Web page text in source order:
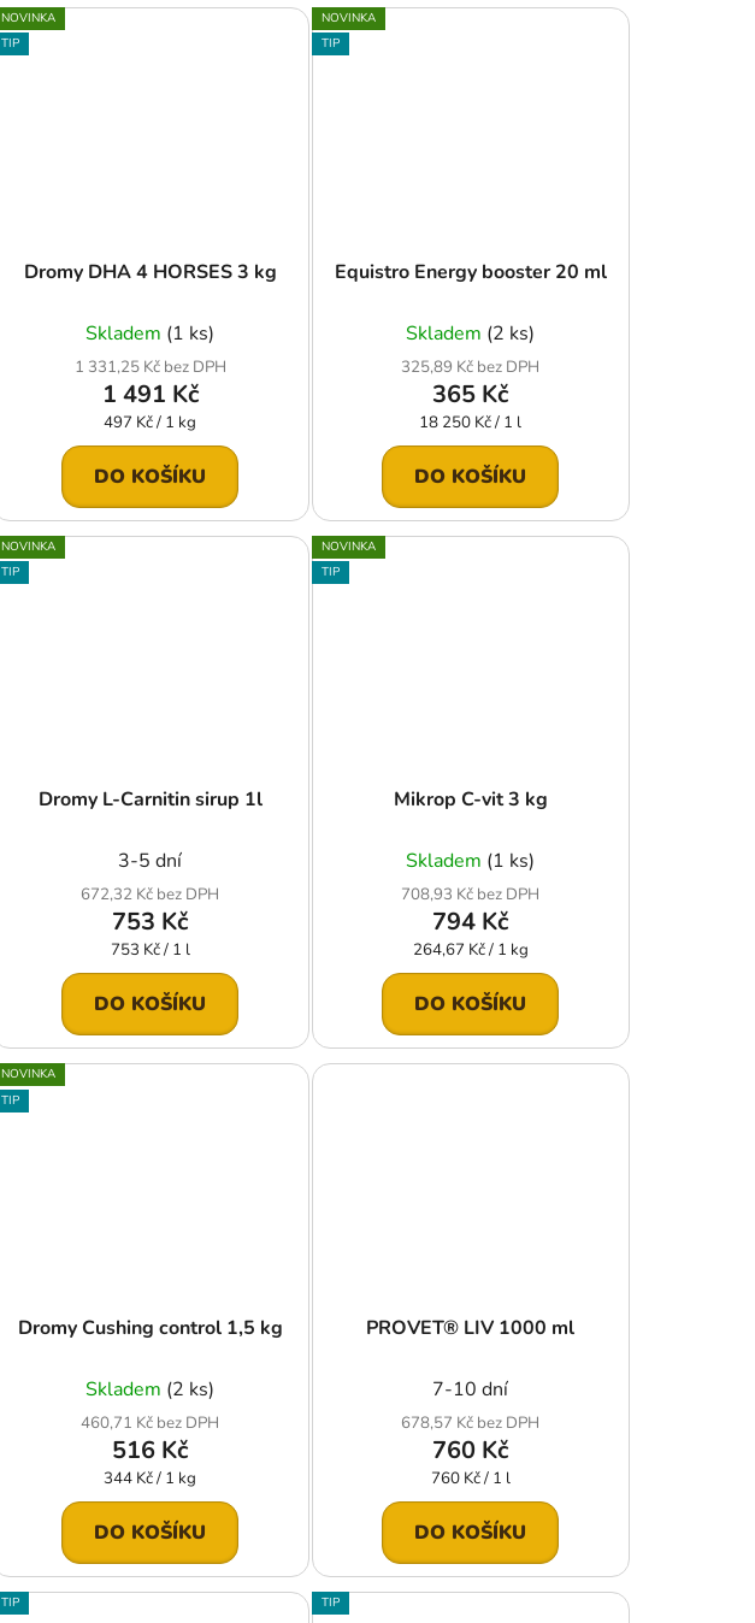
NOVINKA
TIP
Dromy DHA 4 HORSES 3 kg
Skladem (1 ks)
1 331,25 Kč bez DPH
1 491 Kč
Měrná
cena:
497 Kč / 1 kg
DO KOŠÍKU
NOVINKA
TIP
Equistro Energy booster 20 ml
Skladem (2 ks)
325,89 Kč bez DPH
365 Kč
Měrná
cena:
18 250 Kč / 1 l
DO KOŠÍKU
NOVINKA
TIP
Dromy L-Carnitin sirup 1l
3-5 dní
672,32 Kč bez DPH
753 Kč
Měrná
cena:
753 Kč / 1 l
DO KOŠÍKU
NOVINKA
TIP
Mikrop C-vit 3 kg
Skladem (1 ks)
708,93 Kč bez DPH
794 Kč
Měrná
cena:
264,67 Kč / 1 kg
DO KOŠÍKU
NOVINKA
TIP
Dromy Cushing control 1,5 kg
Skladem (2 ks)
460,71 Kč bez DPH
516 Kč
Měrná
cena:
344 Kč / 1 kg
DO KOŠÍKU
PROVET® LIV 1000 ml
7-10 dní
678,57 Kč bez DPH
760 Kč
Měrná
cena:
760 Kč / 1 l
DO KOŠÍKU
TIP TIP